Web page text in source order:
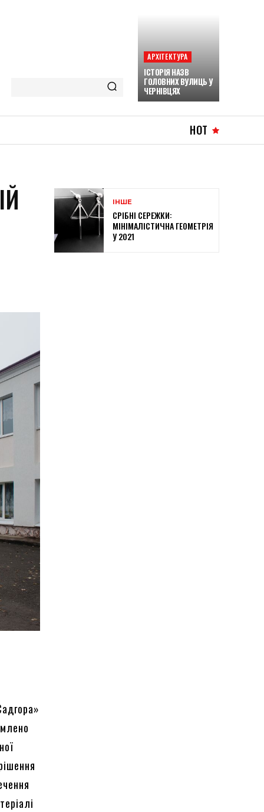
АРХІТЕКТУРА
ІСТОРІЯ НАЗВ
ГОЛОВНИХ ВУЛИЦЬ У
ЧЕРНІВЦЯХ
HOT
ІНШЕ
СРІБНІ СЕРЕЖКИ:
МІНІМАЛІСТИЧНА ГЕОМЕТРІЯ
У 2021